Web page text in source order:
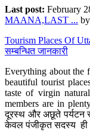
Last post: February
MAANA,LAST ...
Tourism Places Of
सम्बन्धित जानकारी
Everything about the
beautiful tourist
taste of virgin
members are in
दूरस्थ और अछूते पर्यटन
केवल पंजीकृत सदस्य ही